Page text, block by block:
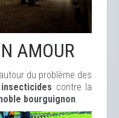
AMOUR
autour du problème des
contre la
bourguignon.